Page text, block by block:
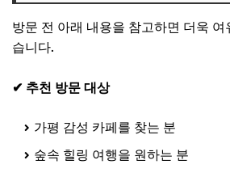
방문 전 아래 내용을 참고하면 더욱 여
습니다.
✔ 추천 방문 대상
가평 감성 카페를 찾는 분
숲속 힐링 여행을 원하는 분